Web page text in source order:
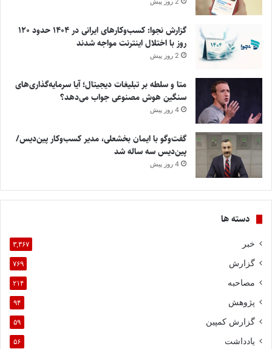
گزارش نجوا: کسب‌وکارهای ایرانی در ۱۴۰۴ حدود ۱۲۰
روز با اختلال اینترنت مواجه شدند
2 روز پیش
متا و سلطه بر تبلیغات دیجیتال؛ آیا سرمایه‌گذاری‌های
سنگین هوش مصنوعی جواب می‌دهد؟
4 روز پیش
گفت‌وگو با ایمان بخشعلی، مدیر کسب‌وکار پین‌دیس/
پین‌دیس سه ساله شد
4 روز پیش
دسته ها
خبر ۳,۳۶۷
گزارش ۷۶۹
مصاحبه ۲۱۴
پژوهش ۹۴
گزارش کمپین ۵۹
یادداشت ۵۶